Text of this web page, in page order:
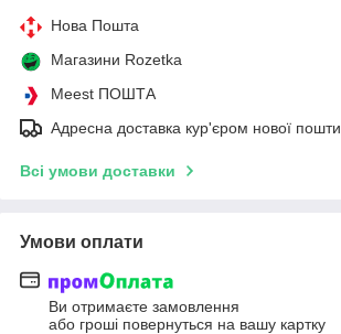
Нова Пошта
Магазини Rozetka
Meest ПОШТА
Адресна доставка кур'єром нової пошти
Всі умови доставки
Умови оплати
Ви отримаєте замовлення
або гроші повернуться на вашу картку